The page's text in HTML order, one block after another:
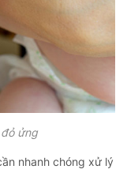
ửng
nhanh chóng xử lý